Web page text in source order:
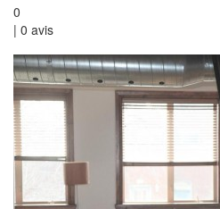
0
| 0 avis